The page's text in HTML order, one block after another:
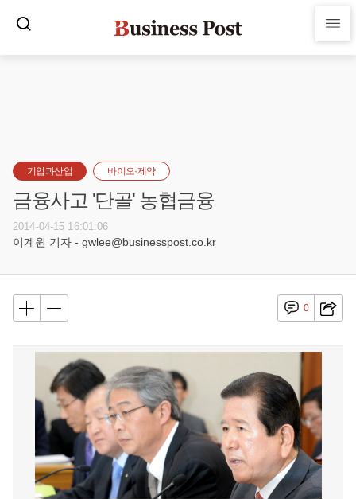
기업과산업 바이오·제약
금융사고 '단골' 농협금융
2014-04-15 16:01:06
이계원 기자 - gwlee@businesspost.co.kr
0